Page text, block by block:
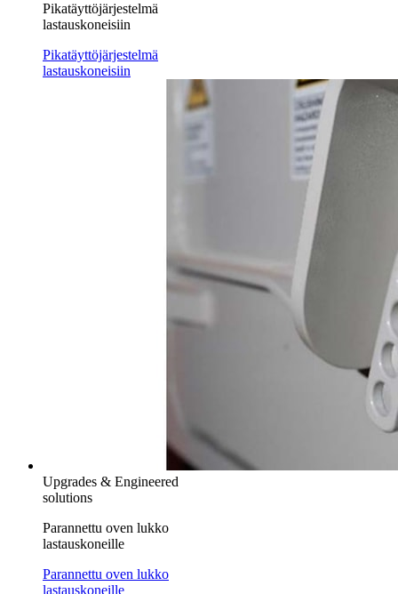
Pikatäyttöjärjestelmä
lastauskoneisiin
Pikatäyttöjärjestelmä
lastauskoneisiin
Upgrades & Engineered
solutions
Parannettu oven lukko
lastauskoneille
Parannettu oven lukko
lastauskoneille